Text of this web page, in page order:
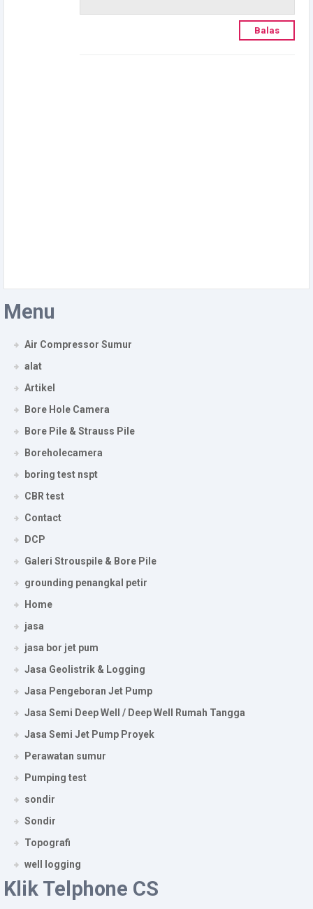
Balas
Menu
Air Compressor Sumur
alat
Artikel
Bore Hole Camera
Bore Pile & Strauss Pile
Boreholecamera
boring test nspt
CBR test
Contact
DCP
Galeri Strouspile & Bore Pile
grounding penangkal petir
Home
jasa
jasa bor jet pum
Jasa Geolistrik & Logging
Jasa Pengeboran Jet Pump
Jasa Semi Deep Well / Deep Well Rumah Tangga
Jasa Semi Jet Pump Proyek
Perawatan sumur
Pumping test
sondir
Sondir
Topografi
well logging
Klik Telphone CS